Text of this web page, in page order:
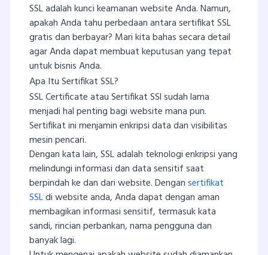
SSL adalah kunci keamanan website Anda. Namun,
apakah Anda tahu perbedaan antara sertifikat SSL
gratis dan berbayar? Mari kita bahas secara detail
agar Anda dapat membuat keputusan yang tepat
untuk bisnis Anda.
Apa Itu Sertifikat SSL?
SSL Certificate atau Sertifikat SSl sudah lama
menjadi hal penting bagi website mana pun.
Sertifikat ini menjamin enkripsi data dan visibilitas
mesin pencari.
Dengan kata lain, SSL adalah teknologi enkripsi yang
melindungi informasi dan data sensitif saat
berpindah ke dan dari website. Dengansertifikat
SSLdi website anda, Anda dapat dengan aman
membagikan informasi sensitif, termasuk kata
sandi, rincian perbankan, nama pengguna dan
banyak lagi.